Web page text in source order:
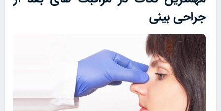
جراحی بینی